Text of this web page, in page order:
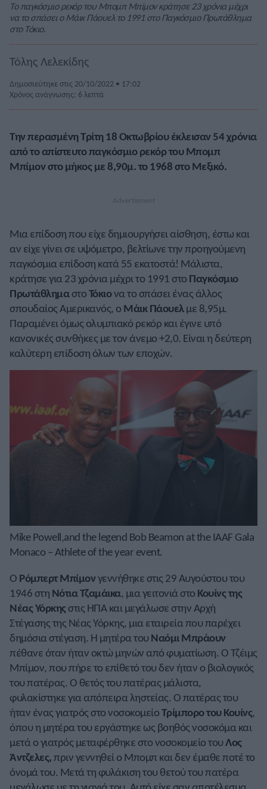
Το παγκόσμιο ρεκόρ του Μπομπ Μπίμον κράτησε 23 χρόνια μέχρι
να το σπάσει ο Μάικ Πάουελ το 1991 στο Παγκόσμιο Πρωτάθλημα
στο Τόκιο.
Τόλης Λελεκίδης
Δημοσιεύτηκε στις 20/10/2022 • 17:02
Χρόνος ανάγνωσης: 6 λεπτά
Την περασμένη Τρίτη 18 Οκτωβρίου έκλεισαν 54 χρόνια
από το απίστευτο παγκόσμιο ρεκόρ του Μπομπ
Μπίμον στο μήκος με 8,90μ. το 1968 στο Μεξικό.
Μια επίδοση που είχε δημιουργήσει αίσθηση, έστω και
αν είχε γίνει σε υψόμετρο, βελτίωνε την προηγούμενη
παγκόσμια επίδοση κατά 55 εκατοστά! Μάλιστα,
κράτησε για 23 χρόνια μέχρι το 1991 στο Παγκόσμιο
ΠρωτάθλημαστοΤόκιονα το σπάσει ένας άλλος
σπουδαίος Αμερικανός, ο Μάικ Πάουελμε 8,95μ.
Παραμένει όμως ολυμπιακό ρεκόρ και έγινε υπό
κανονικές συνθήκες με τον άνεμο +2,0. Είναι η δεύτερη
καλύτερη επίδοση όλων των εποχών.
Mike Powell,and the legend Bob Beamon at the IAAF Gala
Monaco – Athlete of the year event.
Ο Ρόμπερτ Μπίμονγεννήθηκε στις 29 Αυγούστου του
1946 στη Νότια Τζαμάικα, μια γειτονιά στο Κουίνς της
Νέας Υόρκηςστις ΗΠΑ και μεγάλωσε στην Αρχή
Στέγασης της Νέας Υόρκης, μια εταιρεία που παρέχει
δημόσια στέγαση. Η μητέρα του Ναόμι Μπράουν
πέθανε όταν ήταν οκτώ μηνών από φυματίωση. Ο Τζέιμς
Μπίμον, που πήρε το επίθετό του δεν ήταν ο βιολογικός
του πατέρας. Ο θετός του πατέρας μάλιστα,
φυλακίστηκε για απόπειρα ληστείας. Ο πατέρας του
ήταν ένας γιατρός στο νοσοκομείοΤρίμπορο του Κουίνς,
όπου η μητέρα του εργάστηκε ως βοηθός νοσοκόμα και
μετά ο γιατρός μεταφέρθηκε στο νοσοκομείο τουΛος
Άντζελες,πριν γεννηθεί ο Μπομπ και δεν έμαθε ποτέ το
όνομά του. Μετά τη φυλάκιση του θετού του πατέρα